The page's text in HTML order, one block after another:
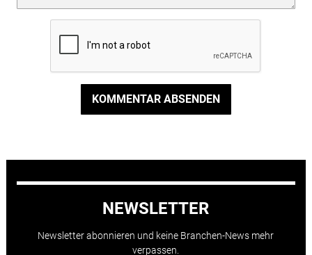
KOMMENTAR ABSENDEN
NEWSLETTER
Newsletter abonnieren und keine Branchen-News mehr
verpassen.